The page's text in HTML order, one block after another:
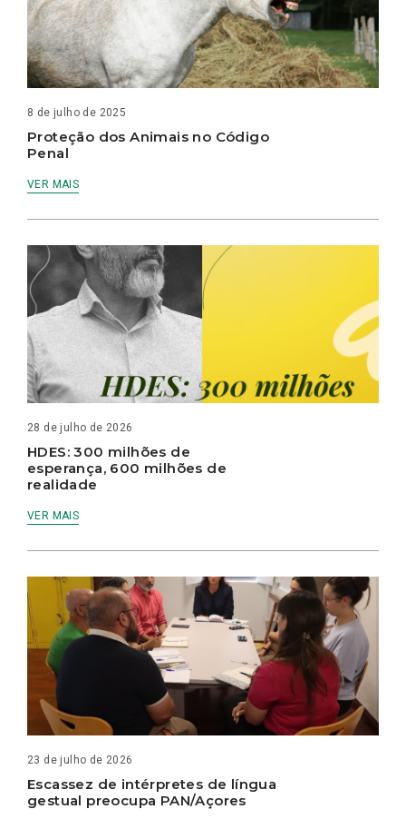
8 de julho de 2025
Proteção dos Animais no Código
Penal
VER MAIS
28 de julho de 2026
HDES: 300 milhões de
esperança, 600 milhões de
realidade
VER MAIS
23 de julho de 2026
Escassez de intérpretes de língua
gestual preocupa PAN/Açores